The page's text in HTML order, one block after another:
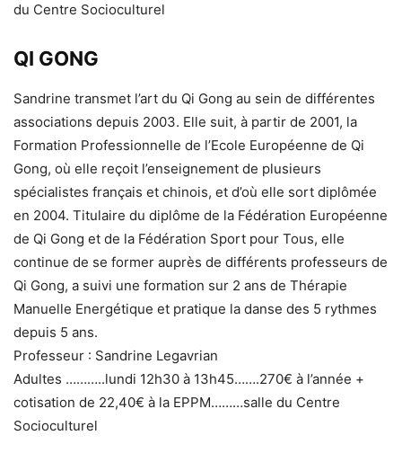
du Centre Socioculturel
QI GONG
Sandrine transmet l’art du Qi Gong au sein de différentes
associations depuis 2003. Elle suit, à partir de 2001, la
Formation Professionnelle de l’Ecole Européenne de Qi
Gong, où elle reçoit l’enseignement de plusieurs
spécialistes français et chinois, et d’où elle sort diplômée
en 2004. Titulaire du diplôme de la Fédération Européenne
de Qi Gong et de la Fédération Sport pour Tous, elle
continue de se former auprès de différents professeurs de
Qi Gong, a suivi une formation sur 2 ans de Thérapie
Manuelle Energétique et pratique la danse des 5 rythmes
depuis 5 ans.
Professeur : Sandrine Legavrian
Adultes ………..lundi 12h30 à 13h45…….270€ à l’année +
cotisation de 22,40€ à la EPPM………salle du Centre
Socioculturel